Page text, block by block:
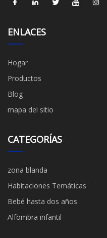
ENLACES
Hogar
Productos
Blog
mapa del sitio
CATEGORÍAS
zona blanda
Habitaciones Temáticas
Bebé hasta dos años
Alfombra infantil